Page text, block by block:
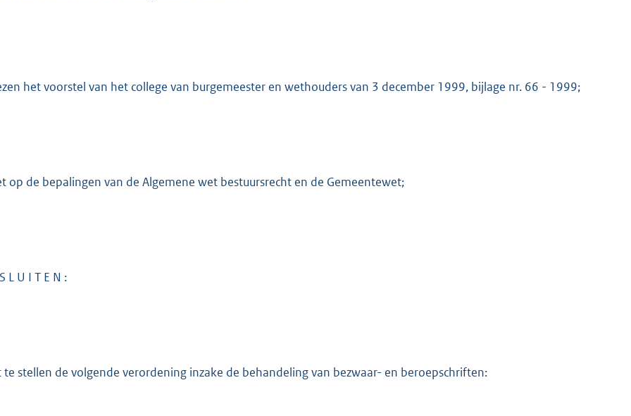
het voorstel van het college van burgemeester en wethouders van 3 december 1999, bijlage nr. 66 - 1999;
op de bepalingen van de Algemene wet bestuursrecht en de Gemeentewet;
L U I T E N :
te stellen de volgende verordening inzake de behandeling van bezwaar- en beroepschriften: